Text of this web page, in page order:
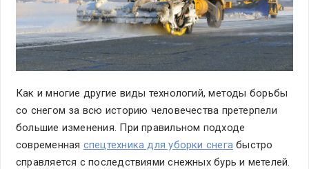
Как и многие другие виды технологий, методы борьбы
со снегом за всю историю человечества претерпели
большие изменения. При правильном подходе
современная спецтехника для уборки снега быстро
справляется с последствиями снежных бурь и метелей.